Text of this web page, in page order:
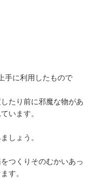
手に利用したもので
たり前に邪魔な物があ
います。
しょう。
つくりそのむかいあっ
す。